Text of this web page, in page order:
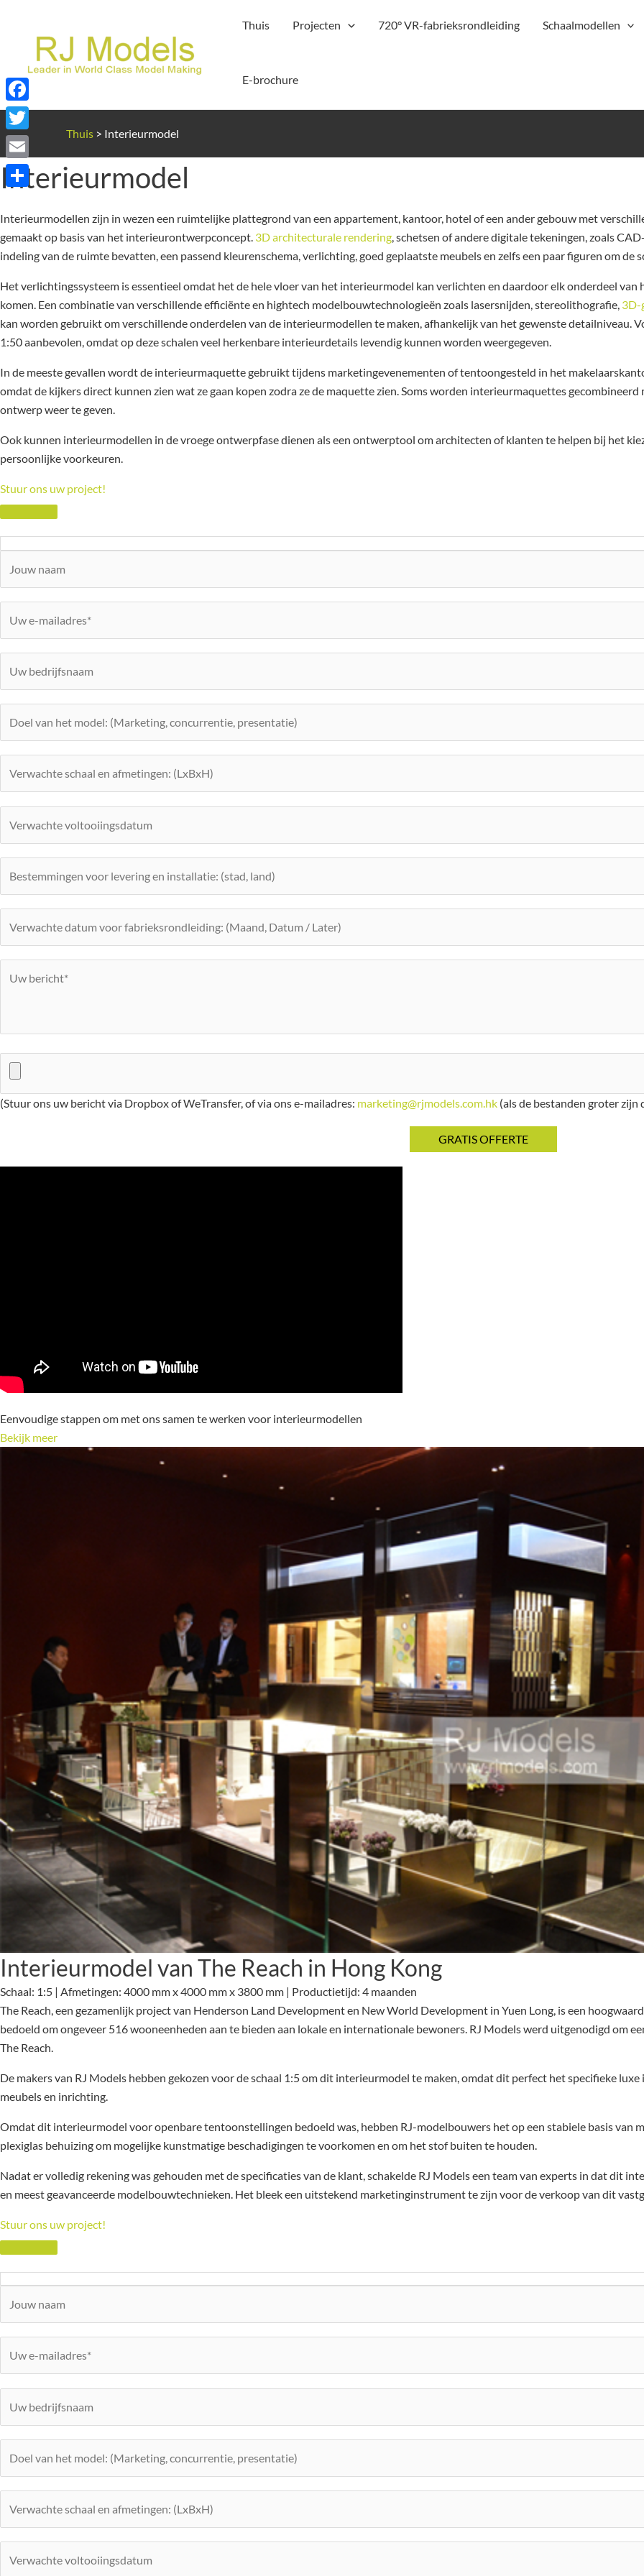
inhoud
Thuis Projecten 720° VR-fabrieksrondleiding Schaalmodellen
E-brochure
Thuis > Interieurmodel
Interieurmodel
Interieurmodellen zijn in wezen een ruimtelijke plattegrond van een appartement, kantoor, hotel of een ander gebouw met
gemaakt op basis van het interieurontwerpconcept. 3D architecturale rendering, schetsen of andere digitale tekeningen, zoals
indeling van de ruimte bevatten, een passend kleurenschema, verlichting, goed geplaatste meubels en zelfs een paar figuren om de
Het verlichtingssysteem is essentieel omdat het de hele vloer van het interieurmodel kan verlichten en daardoor elk onderdeel
komen. Een combinatie van verschillende efficiënte en hightech modelbouwtechnologieën zoals lasersnijden, stereolithografie, 3D-
kan worden gebruikt om verschillende onderdelen van de interieurmodellen te maken, afhankelijk van het gewenste detailniveau.
1:50 aanbevolen, omdat op deze schalen veel herkenbare interieurdetails levendig kunnen worden weergegeven.
In de meeste gevallen wordt de interieurmaquette gebruikt tijdens marketingevenementen of tentoongesteld in het
omdat de kijkers direct kunnen zien wat ze gaan kopen zodra ze de maquette zien. Soms worden interieurmaquettes
ontwerp weer te geven.
Ook kunnen interieurmodellen in de vroege ontwerpfase dienen als een ontwerptool om architecten of klanten te helpen bij het
persoonlijke voorkeuren.
Stuur ons uw project!
(Stuur ons uw bericht via Dropbox of WeTransfer, of via ons e-mailadres: marketing@rjmodels.com.hk (als de bestanden groter zijn
Eenvoudige stappen om met ons samen te werken voor interieurmodellen
Bekijk meer
Interieurmodel van The Reach in Hong Kong
Schaal: 1:5 | Afmetingen: 4000 mm x 4000 mm x 3800 mm | Productietijd: 4 maanden
The Reach, een gezamenlijk project van Henderson Land Development en New World Development in Yuen Long, is een
bedoeld om ongeveer 516 wooneenheden aan te bieden aan lokale en internationale bewoners. RJ Models werd uitgenodigd om
The Reach.
De makers van RJ Models hebben gekozen voor de schaal 1:5 om dit interieurmodel te maken, omdat dit perfect het specifieke
meubels en inrichting.
Omdat dit interieurmodel voor openbare tentoonstellingen bedoeld was, hebben RJ-modelbouwers het op een stabiele basis van
plexiglas behuizing om mogelijke kunstmatige beschadigingen te voorkomen en om het stof buiten te houden.
Nadat er volledig rekening was gehouden met de specificaties van de klant, schakelde RJ Models een team van experts in dat dit
en meest geavanceerde modelbouwtechnieken. Het bleek een uitstekend marketinginstrument te zijn voor de verkoop van dit
Stuur ons uw project!
Facebook
Twitter
Email